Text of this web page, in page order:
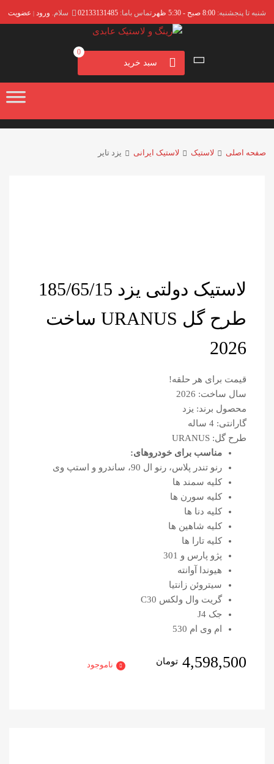
شنبه تا پنجشنبه:8:00 صبح - 5:30 ظهر تماس باما:02133131485 سلام. ورود | عضویت
سبد خرید
0
صفحه اصلی لاستیک لاستیک ایرانی یزد تایر
لاستیک دولتی یزد 185/65/15
طرح گل URANUS ساخت
2026
قیمت برای هر حلقه!
سال ساخت: 2026
محصول برند: یزد
گارانتی: 4 ساله
طرح گل: URANUS
مناسب برای خودروهای:
رنو تندر پلاس، رنو ال 90، ساندرو و استپ وی
کلیه سمند ها
کلیه سورن ها
کلیه دنا ها
کلیه شاهین ها
کلیه تارا ها
پژو پارس و 301
هیوندا آوانته
سیتروئن زانتیا
گریت وال ولکس C30
جک J4
ام وی ام 530
4,598,500 تومان ناموجود